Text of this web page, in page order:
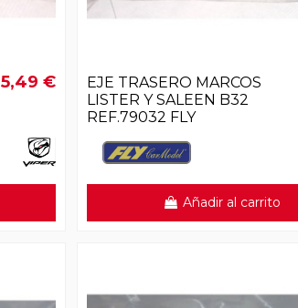
5,49 €
EJE TRASERO MARCOS
LISTER Y SALEEN B32
REF.79032 FLY
Añadir al carrito